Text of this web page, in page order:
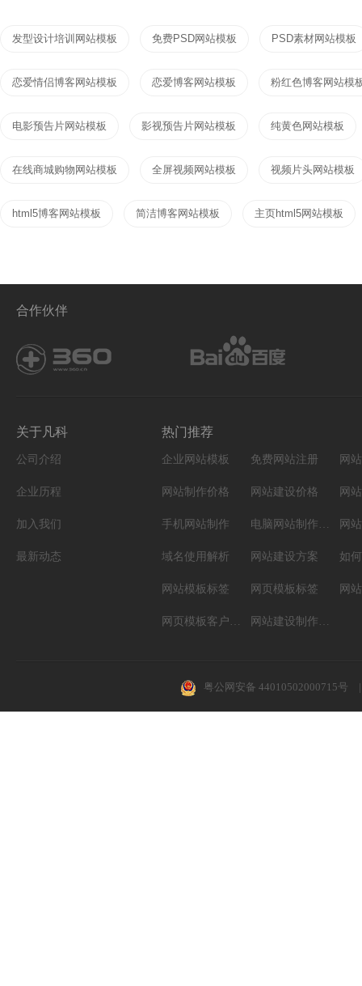
发型设计培训网站模板 免费PSD网站模板 PSD素材网站模板
恋爱情侣博客网站模板 恋爱博客网站模板 粉红色博客网站模
电影预告片网站模板 影视预告片网站模板 纯黄色网站模板
在线商城购物网站模板 全屏视频网站模板 视频片头网站模板
html5博客网站模板 简洁博客网站模板 主页html5网站模板
合作伙伴
关于凡科
公司介绍
企业历程
加入我们
最新动态
热门推荐
企业网站模板 免费网站注册 网
网站制作价格 网站建设价格 网
手机网站制作 电脑网站制作设计 网
域名使用解析 网站建设方案 如
网站模板标签 网页模板标签
网页模板客户案例 网站建设制作知识
粤公网安备 44010502000715号 |